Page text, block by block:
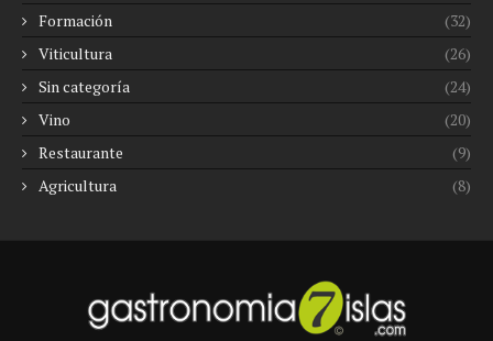
Formación
(32)
Viticultura
(26)
Sin categoría
(24)
Vino
(20)
Restaurante
(9)
Agricultura
(8)